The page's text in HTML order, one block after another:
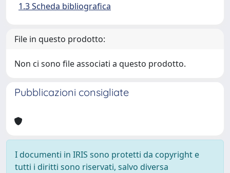
1.3 Scheda bibliografica
File in questo prodotto:
Non ci sono file associati a questo prodotto.
Pubblicazioni consigliate
I documenti in IRIS sono protetti da copyright e
tutti i diritti sono riservati, salvo diversa